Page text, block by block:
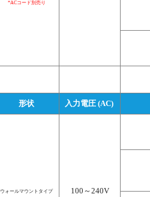
*ACコード別売り
形状 入力電圧 (AC)
ウォールマウントタイプ 100～240V